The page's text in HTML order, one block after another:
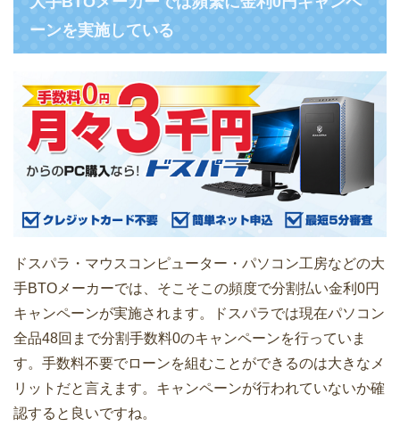
ーンを実施している
ドスパラ・マウスコンピューター・パソコン工房などの大
手BTOメーカーでは、そこそこの頻度で分割払い金利0円
キャンペーンが実施されます。ドスパラでは現在パソコン
全品48回まで分割手数料0のキャンペーンを行っていま
す。手数料不要でローンを組むことができるのは大きなメ
リットだと言えます。キャンペーンが行われていないか確
認すると良いですね。